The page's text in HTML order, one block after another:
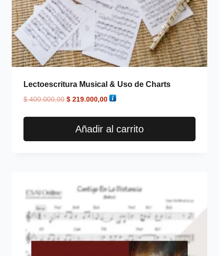
Lectoescritura Musical & Uso de Charts
$400.000,00 $ 219.000,00
Añadir al carrito